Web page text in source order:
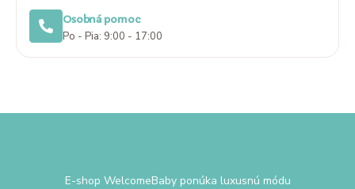
Osobná pomoc
Po - Pia: 9:00 - 17:00
E-shop WelcomeBaby ponúka luxusnú módu